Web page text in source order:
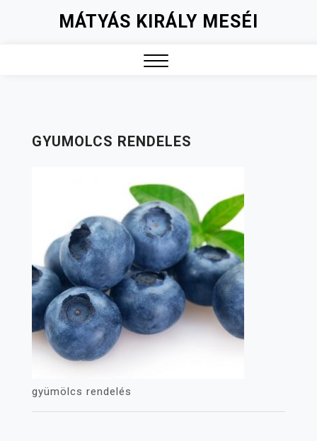
MÁTYÁS KIRÁLY MESÉI
GYUMOLCS RENDELES
gyümölcs rendelés